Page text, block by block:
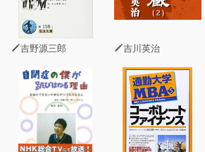
どんな風にしたら、気持ちよく人づ
なるのでしょうか。
た著者が「恥ずかしがり屋」の深層
恥ずかしがり屋の人が、自分で自分
できないとき、
深層心理ではどのようなことを考え
吉野源三郎 吉川英治